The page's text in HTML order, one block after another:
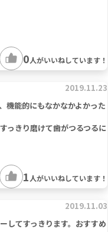
0人がいいねしています！
2019.11.23
機能的にもなかなかよかった
っきり磨けて歯がつるつるに
1 人がいいねしています！
2019.11.03
してすっきります。おすすめ